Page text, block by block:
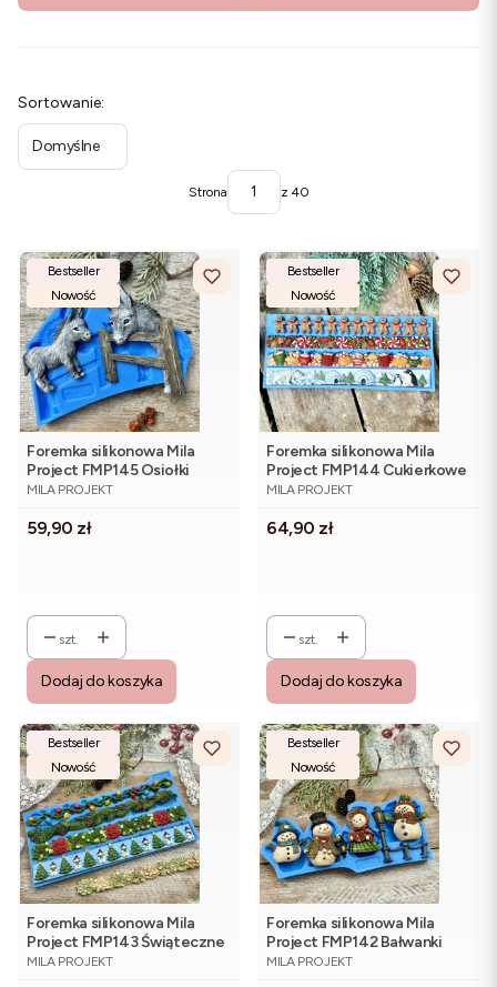
Lista produktów
Sortowanie:
Domyślne
Strona z 40
Bestseller
Nowość
Foremka silikonowa Mila
Project FMP145 Osiołki
PRODUCENT
MILA PROJEKT
Cena
59,90 zł
szt.
Dodaj do koszyka
Bestseller
Nowość
Foremka silikonowa Mila
Project FMP144 Cukierkowe
bordery 20 cm
PRODUCENT
MILA PROJEKT
Cena
64,90 zł
szt.
Dodaj do koszyka
Bestseller
Nowość
Foremka silikonowa Mila
Project FMP143 Świąteczne
bordery 20 cm
PRODUCENT
MILA PROJEKT
Bestseller
Nowość
Foremka silikonowa Mila
Project FMP142 Bałwanki
PRODUCENT
MILA PROJEKT